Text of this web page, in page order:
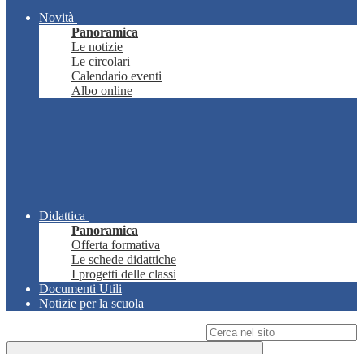
Novità
Panoramica
Le notizie
Le circolari
Calendario eventi
Albo online
Didattica
Panoramica
Offerta formativa
Le schede didattiche
I progetti delle classi
Documenti Utili
Notizie per la scuola